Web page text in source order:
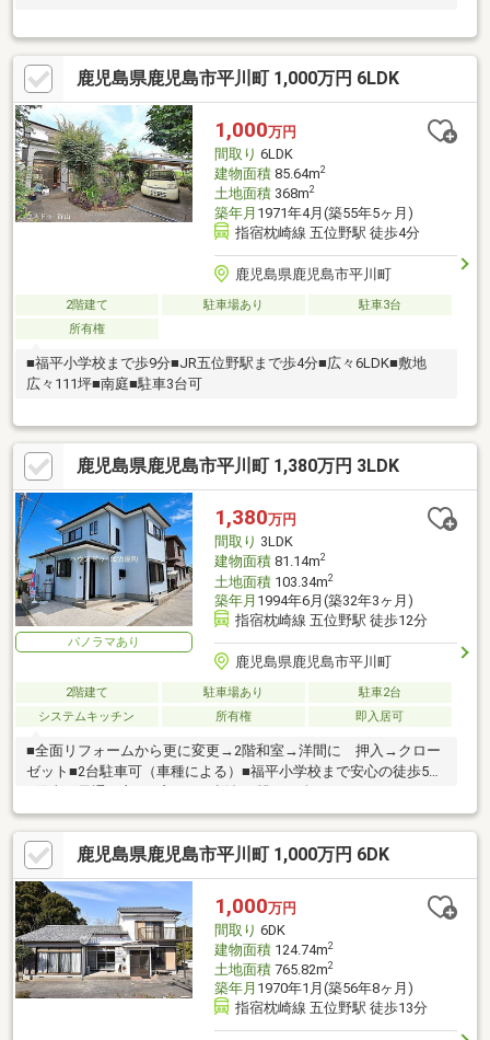
鹿児島県鹿児島市平川町 1,000万円 6LDK
1,000万円
間取り 6LDK
建物面積85.64m2
土地面積368m2
築年月 1971年4月(築55年5ヶ月)
指宿枕崎線 五位野駅 徒歩4分
鹿児島県鹿児島市平川町
2階建て 駐車場あり
駐車3台
所有権
■福平小学校まで歩9分■JR五位野駅まで歩4分■広々6LDK■敷地
広々111坪■南庭■駐車3台可
鹿児島県鹿児島市平川町 1,380万円 3LDK
パノラマあり
1,380万円
間取り 3LDK
建物面積81.14m2
土地面積103.34m2
築年月 1994年6月(築32年3ヶ月)
指宿枕崎線 五位野駅 徒歩12分
鹿児島県鹿児島市平川町
2階建て 駐車場あり
駐車2台
システムキッチン
所有権 即入居可
■全面リフォームから更に変更→2階和室→洋間に 押入→クロー
ゼット■2台駐車可（車種による）■福平小学校まで安心の徒歩5分
鹿児島県鹿児島市平川町 1,000万円 6DK
1,000万円
間取り 6DK
建物面積124.74m2
土地面積765.82m2
築年月 1970年1月(築56年8ヶ月)
指宿枕崎線 五位野駅 徒歩13分